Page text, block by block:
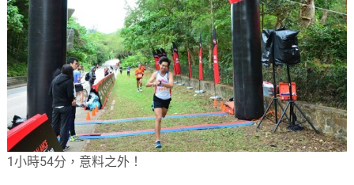
1小時54分，意料之外！